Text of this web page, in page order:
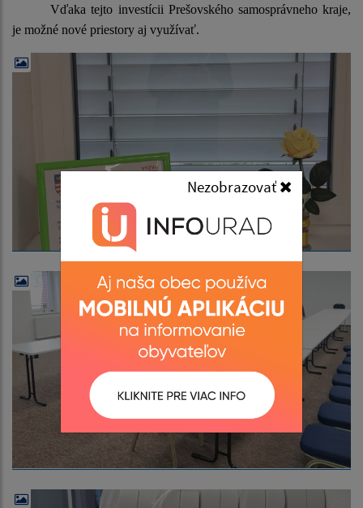
Nezobrazovať
Vďaka tejto investícii Prešovského samosprávneho kraje,
je možné nové priestory aj využívať.